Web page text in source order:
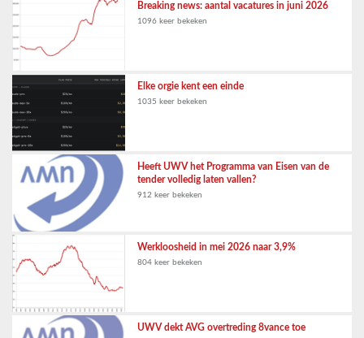
Breaking news: aantal vacatures in juni 2026
1096 keer bekeken
Elke orgie kent een einde
1035 keer bekeken
Heeft UWV het Programma van Eisen van de
tender volledig laten vallen?
912 keer bekeken
Werkloosheid in mei 2026 naar 3,9%
804 keer bekeken
UWV dekt AVG overtreding 8vance toe